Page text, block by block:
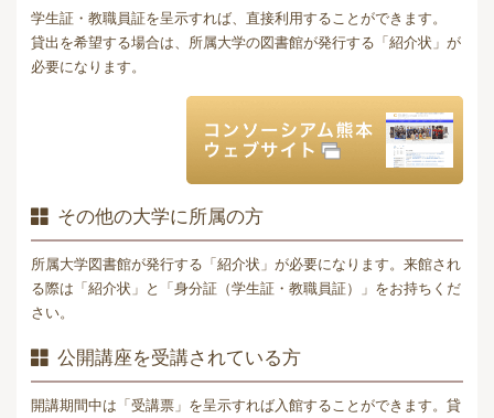
学生証・教職員証を呈示すれば、直接利用することができます。
貸出を希望する場合は、所属大学の図書館が発行する「紹介状」が
必要になります。
その他の大学に所属の方
所属大学図書館が発行する「紹介状」が必要になります。来館され
る際は「紹介状」と「身分証（学生証・教職員証）」をお持ちくだ
さい。
公開講座を受講されている方
開講期間中は「受講票」を呈示すれば入館することができます。貸